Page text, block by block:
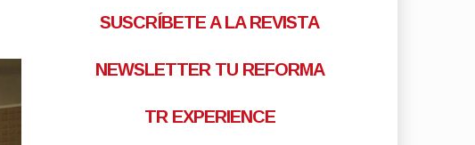
SUSCRÍBETE A LA REVISTA
NEWSLETTER TU REFORMA
TR EXPERIENCE